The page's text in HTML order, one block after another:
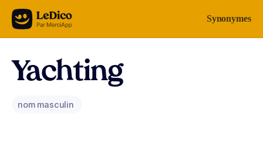
Aller au contenu Synonymes
Yachting
nom masculin